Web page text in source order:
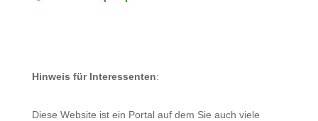
Hinweis für Interessenten:
Diese Website ist ein Portal auf dem Sie auch viele